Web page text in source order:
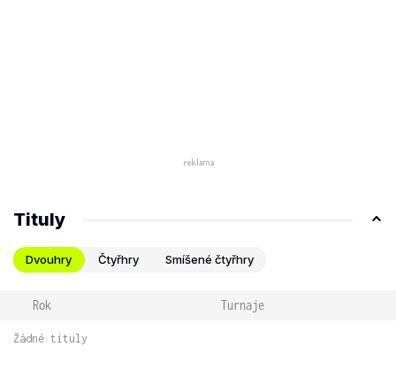
Tituly
Dvouhry Čtyřhry Smíšené čtyřhry
Rok Turnaje
Žádné tituly